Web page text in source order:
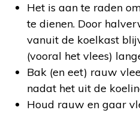
Het is aan te raden
te dienen. Door
vanuit de koelkast
(vooral het vlees)
Bak (en eet) rauw
nadat het uit de
Houd rauw en gaar